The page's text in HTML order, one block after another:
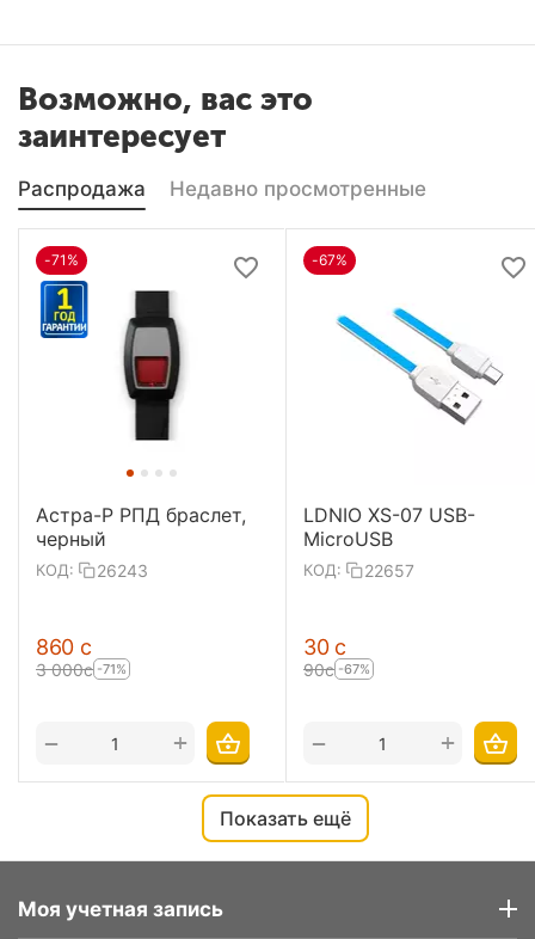
Возможно, вас это
заинтересует
Распродажа Недавно просмотренные
-71%
Астра-Р РПД браслет,
черный
КОД: 26243
‍860‍ с
3 000с -71%
+
−
-67%
LDNIO XS-07 USB-
MicroUSB
КОД: 22657
‍30‍ с
‍90‍с -67%
+
−
Показать ещё
Моя учетная запись